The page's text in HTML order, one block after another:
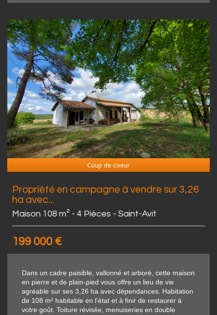
Coup de coeur
Propriété en campagne à vendre sur 3,26
ha avec...
Maison 108 m² - 4 Pièces - Saint-Avit
199 000 €
Dans un cadre paisible, vallonné et arboré, cette maison
en pierre et de plain-pied vous offre un lieu de vie
agréable sur ses 3,26 ha avec dépendances. Habitation
de 108 m² habitable en l'état et à finir de restaurer à
votre goût. Toiture révisée, menuiseries en double